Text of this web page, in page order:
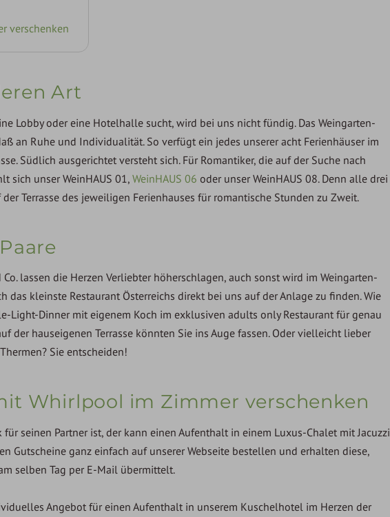
verschenken
Art
Lobby oder eine Hotelhalle sucht, wird bei uns nicht fündig. Das Weingarten-
an Ruhe und Individualität. So verfügt ein jedes unserer acht Ferienhäuser im
Südlich ausgerichtet versteht sich. Für Romantiker, die auf der Suche nach
sich unser WeinHAUS 01, WeinHAUS 06 oder unser WeinHAUS 08. Denn alle drei
Terrasse des jeweiligen Ferienhauses für romantische Stunden zu Zweit.
lassen die Herzen Verliebter höherschlagen, auch sonst wird im Weingarten-
das kleinste Restaurant Österreichs direkt bei uns auf der Anlage zu finden. Wie
Light-Dinner mit eigenem Koch im exklusiven adults only Restaurant für genau
der hauseigenen Terrasse könnten Sie ins Auge fassen. Oder vielleicht lieber
Sie entscheiden!
Whirlpool im Zimmer verschenken
seinen Partner ist, der kann einen Aufenthalt in einem Luxus-Chalet mit Jacuzzi
Gutscheine ganz einfach auf unserer Webseite bestellen und erhalten diese,
selben Tag per E-Mail übermittelt.
Angebot für einen Aufenthalt in unserem Kuschelhotel im Herzen der